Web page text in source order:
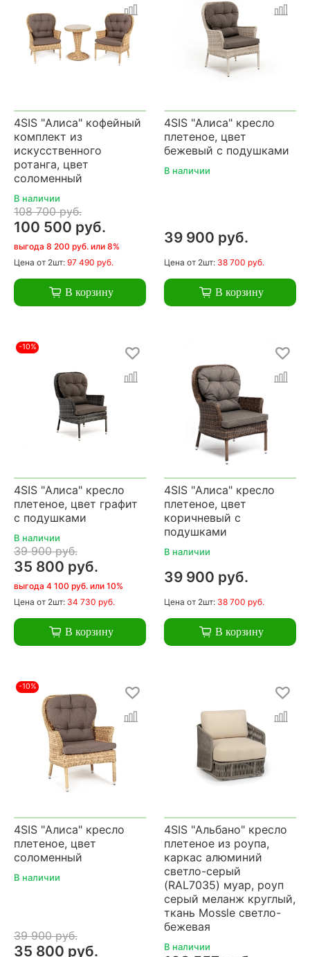
4SIS "Алиса" кофейный
комплект из
искусственного
ротанга, цвет
соломенный
В наличии
108 700 руб.
100 500 руб.
выгода 8 200 руб. или 8%
Цена от 2шт: 97 490 руб.
В корзину
4SIS "Алиса" кресло
плетеное, цвет
бежевый с подушками
В наличии
39 900 руб.
Цена от 2шт: 38 700 руб.
В корзину
-10%
4SIS "Алиса" кресло
плетеное, цвет графит
с подушками
В наличии
39 900 руб.
35 800 руб.
выгода 4 100 руб. или 10%
Цена от 2шт: 34 730 руб.
В корзину
4SIS "Алиса" кресло
плетеное, цвет
коричневый с
подушками
В наличии
39 900 руб.
Цена от 2шт: 38 700 руб.
В корзину
-10%
4SIS "Алиса" кресло
плетеное, цвет
соломенный
В наличии
39 900 руб.
35 800 руб.
4SIS "Альбано" кресло
плетеное из роупа,
каркас алюминий
светло-серый
(RAL7035) муар, роуп
серый меланж круглый,
ткань Mossle светло-
бежевая
В наличии